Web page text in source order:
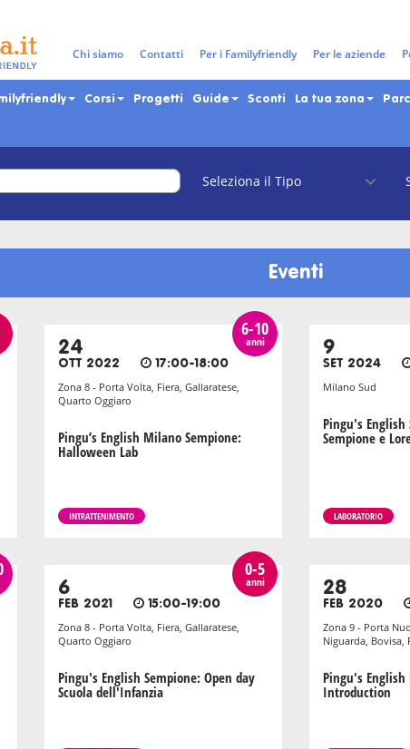
Chi siamo Contatti Per i Familyfriendly Per le aziende
Corsi Progetti Guide Sconti La tua zona
Tag: Pingu’s English
Eventi
6-10
anni
24
OTT 2022 17:00-18:00
Zona 8 - Porta Volta, Fiera, Gallaratese,
Quarto Oggiaro
Pingu’s English Milano Sempione:
Halloween Lab
INTRATTENIMENTO
9
SET 2024
Milano Sud
Pingu's
Sempione e
LABORATORIO
0-5
anni
6
FEB 2021 15:00-19:00
Zona 8 - Porta Volta, Fiera, Gallaratese,
Quarto Oggiaro
Pingu's English Sempione: Open day
Scuola dell'Infanzia
28
FEB 2020
Zona 9 - Porta
Niguarda, Bovisa,
Pingu's
Introduction